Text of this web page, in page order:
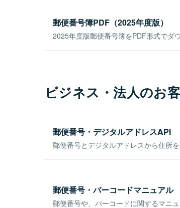
郵便番号簿PDF（2025年度版）
2025年度版郵便番号簿をPDF形式でダ
ビジネス・法人のお
郵便番号・デジタルアドレスAPI
郵便番号とデジタルアドレスから住所
郵便番号・バーコードマニュアル
郵便番号や、バーコードに関するマニ